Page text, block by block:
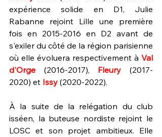
expérience solide en D1, Julie
Rabanne rejoint Lille une première
fois en 2015-2016 en D2 avant de
s'exiler du côté de la région parisienne
où elle évoluera respectivement à Val
d'Orge (2016-2017), Fleury (2017-
2020) et Issy (2020-2022).
À la suite de la relégation du club
isséen, la buteuse nordiste rejoint le
LOSC et son projet ambitieux. Elle